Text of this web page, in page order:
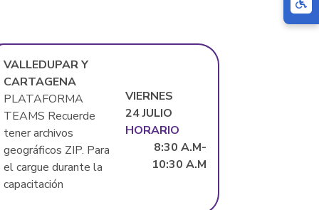
VALLEDUPAR Y
CARTAGENA
PLATAFORMA
TEAMS Recuerde
tener archivos
geográficos ZIP. Para
el cargue durante la
capacitación
VIERNES
24 JULIO
HORARIO
8:30 A.M-
10:30 A.M